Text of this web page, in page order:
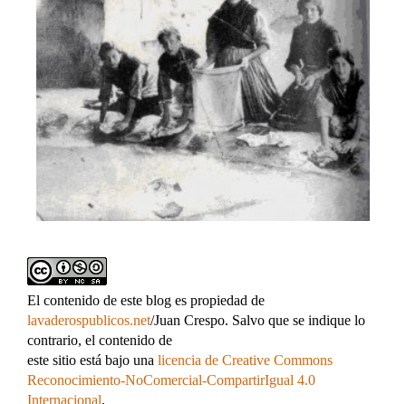
El contenido de este blog es propiedad de
lavaderospublicos.net/Juan Crespo. Salvo que se indique lo
contrario, el contenido de
este sitio está bajo una licencia de Creative Commons
Reconocimiento-NoComercial-CompartirIgual 4.0
Internacional.